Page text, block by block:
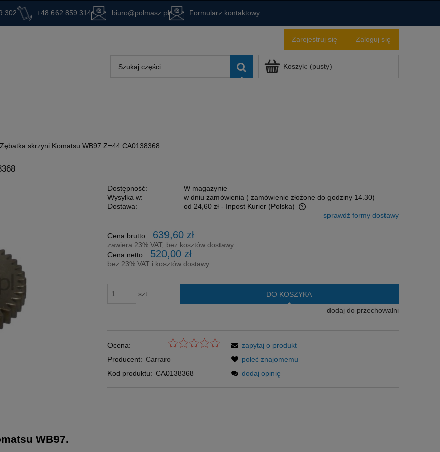
302 +48 662 859 314 biuro@polmasz.pl Formularz kontaktowy
Zarejestruj się Zaloguj się
Koszyk: (pusty)
Zębatka skrzyni Komatsu WB97 Z=44 CA0138368
Dostępność:
W magazynie
Wysyłka w:
w dniu zamówienia ( zamówienie złożone do godziny 14.30)
Dostawa:
od 24,60 zł - Inpost Kurier (Polska)
płatności
sprawdź formy dostawy
Cena brutto: 639,60 zł
zawiera 23% VAT, bez kosztów dostawy
Cena netto:
520,00 zł
bez 23% VAT i kosztów dostawy
szt.
DO KOSZYKA
dodaj do przechowalni
Ocena:
Producent: Carraro
Kod produktu: CA0138368
zapytaj o produkt
poleć znajomemu
dodaj opinię
WB97.